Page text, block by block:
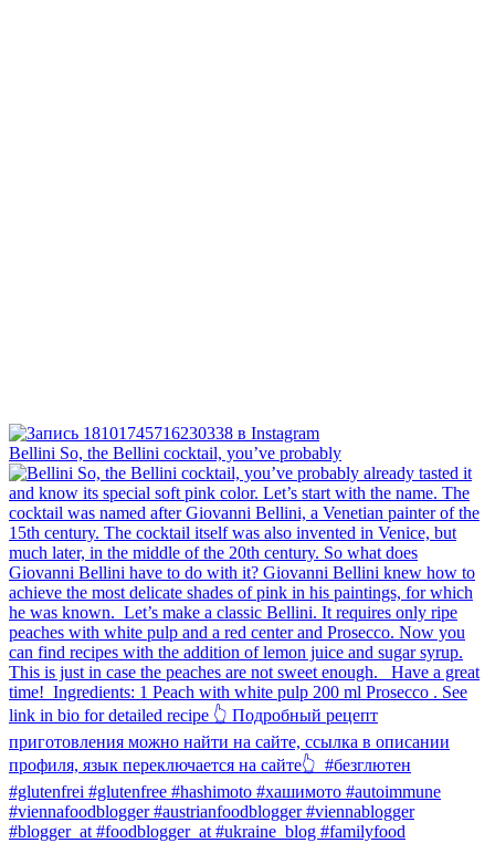
Bellini⁠ So, the Bellini cocktail, you’ve probably